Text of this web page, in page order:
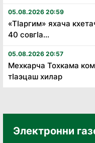
05.08.2026 20:59
«Тӏаргим» яхача
40 совгӏа...
05.08.2026 20:57
Мехкарча Тохкама
тӏаэцаш хилар
Электронни